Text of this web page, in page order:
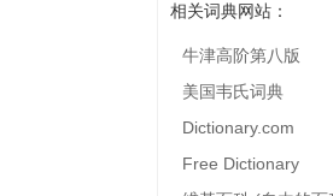
相关词典网站：
牛津高阶第八版
美国韦氏词典
Dictionary.com
Free Dictionary